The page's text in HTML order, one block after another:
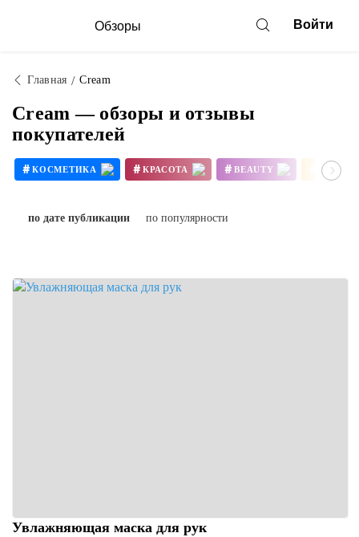
Обзоры Войти
Главная Cream
Cream — обзоры и отзывы
покупателей
# КОСМЕТИКА # КРАСОТА # BEAUTY
по дате публикации по популярности
Увлажняющая маска для рук